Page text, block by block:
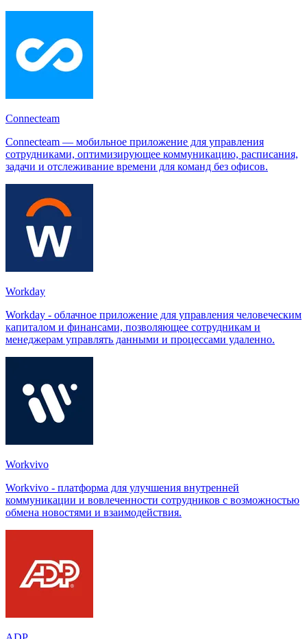
Connecteam
Connecteam — мобильное приложение для управления
сотрудниками, оптимизирующее коммуникацию, расписания,
задачи и отслеживание времени для команд без офисов.
Workday
Workday - облачное приложение для управления человеческим
капиталом и финансами, позволяющее сотрудникам и
менеджерам управлять данными и процессами удаленно.
Workvivo
Workvivo - платформа для улучшения внутренней
коммуникации и вовлеченности сотрудников с возможностью
обмена новостями и взаимодействия.